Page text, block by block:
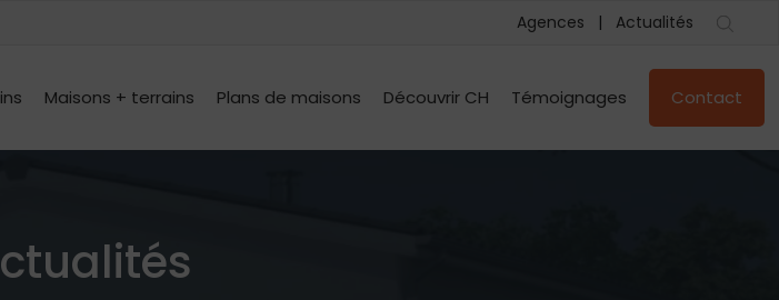
Agences Actualités
Maisons + terrains Plans de maisons Découvrir CH Témoignages Contact